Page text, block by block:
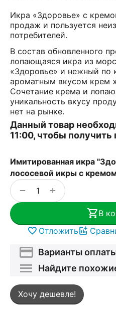
Икра «Здоровье» с
продаж и пользуется
потребителей.
В состав обновленного
лопающаяся икра из
«Здоровье» и нежный по
ароматным вкусом крем
Сочетание крема и
уникальность вкусу
нет на рынке.
Данный товар
11:00, чтобы получить
Имитированная икра
лососевой икры с
+
−
В
Отложить
Варианты
Найдите
Хочу дешевле!